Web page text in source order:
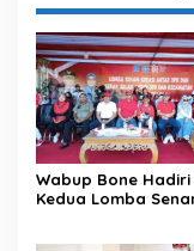
Wabup Bone
Kedua Lomba